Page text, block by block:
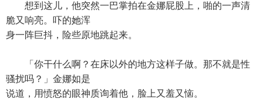
想到这儿，他突然一巴掌拍在金娜屁股上，啪的一声清
脆又响亮。吓的她浑
身一阵巨抖，险些原地跳起来。
「你干什么啊？在床以外的地方这样子做。那不就是性
骚扰吗？」金娜如是
说道，用愤怒的眼神质询着他，脸上又羞又恼。